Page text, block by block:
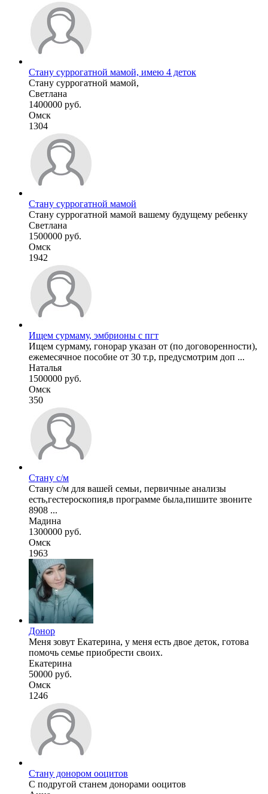
Стану суррогатной мамой, имею 4 деток
Стану суррогатной мамой,
Светлана
1400000 руб.
Омск
1304
Стану суррогатной мамой
Стану суррогатной мамой вашему будущему ребенку
Светлана
1500000 руб.
Омск
1942
Ищем сурмаму, эмбрионы с пгт
Ищем сурмаму, гонорар указан от (по договоренности),
ежемесячное пособие от 30 т.р, предусмотрим доп ...
Наталья
1500000 руб.
Омск
350
Стану с/м
Стану с/м для вашей семьи, первичные анализы
есть,гестероскопия,в программе была,пишите звоните
8908 ...
Мадина
1300000 руб.
Омск
1963
Донор
Меня зовут Екатерина, у меня есть двое деток, готова
помочь семье приобрести своих.
Екатерина
50000 руб.
Омск
1246
Стану донором ооцитов
С подругой станем донорами ооцитов